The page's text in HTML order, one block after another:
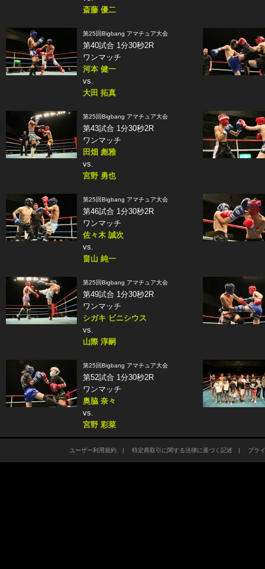
斎藤 優二
第25回Bigbang アマチュア大会
第40試合 1分30秒2R
ワンマッチ
河本 健一
vs.
大田 拓真
第25回Bigbang アマチュア大会
第43試合 1分30秒2R
ワンマッチ
田畑 彪雅
vs.
宮野 勇也
第25回Bigbang アマチュア大会
第46試合 1分30秒2R
ワンマッチ
佐々木 誠次
vs.
畠山 純一
第25回Bigbang アマチュア大会
第49試合 1分30秒2R
ワンマッチ
シガキ ビニシウス
vs.
山際 淳嗣
第25回Bigbang アマチュア大会
第52試合 1分30秒2R
ワンマッチ
奥脇 奈々
vs.
宮野 彩菜
ユーザー利用規約| 特定商取引に関する法律に基づく記述 | プラ